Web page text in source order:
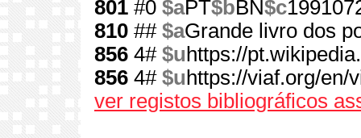
801 #0 $aPT$bBN$c
810 ## $aGrande livro dos
856 4# $u https://
856 4# $u https://viaf.org/en/
ver registos bibliográficos